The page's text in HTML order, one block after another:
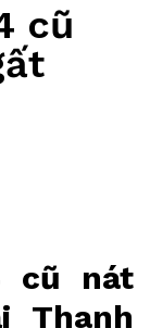
cũ
cũ nát
Thanh